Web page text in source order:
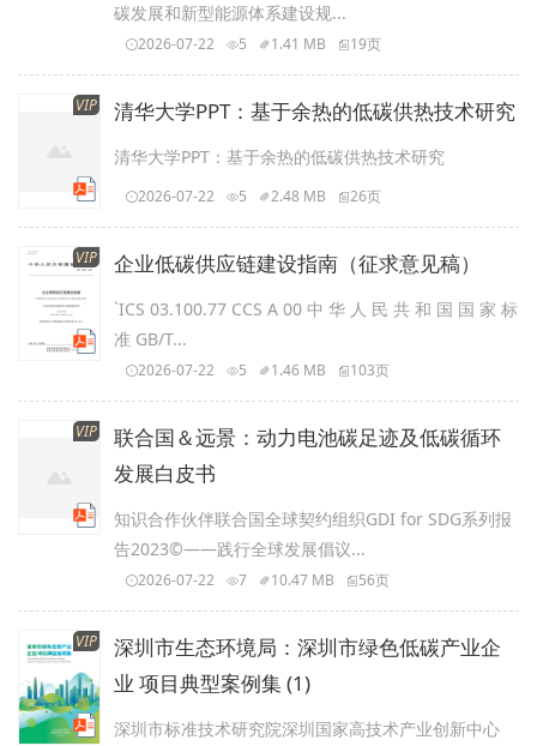
碳发展和新型能源体系建设规...
2026-07-22 5 1.41 MB 19页
VIP 清华大学PPT：基于余热的低碳供热技术研究
清华大学PPT：基于余热的低碳供热技术研究
2026-07-22 5 2.48 MB 26页
VIP 企业低碳供应链建设指南（征求意见稿）
`ICS 03.100.77 CCS A 00 中 华 人 民 共 和 国 国 家 标
准 GB/T...
2026-07-22 5 1.46 MB 103页
VIP
联合国＆远景：动力电池碳足迹及低碳循环
发展白皮书
知识合作伙伴联合国全球契约组织GDI for SDG系列报
告2023©——践行全球发展倡议...
2026-07-22 7 10.47 MB 56页
VIP
深圳市生态环境局：深圳市绿色低碳产业企
业 项目典型案例集 (1)
深圳市标准技术研究院深圳国家高技术产业创新中心